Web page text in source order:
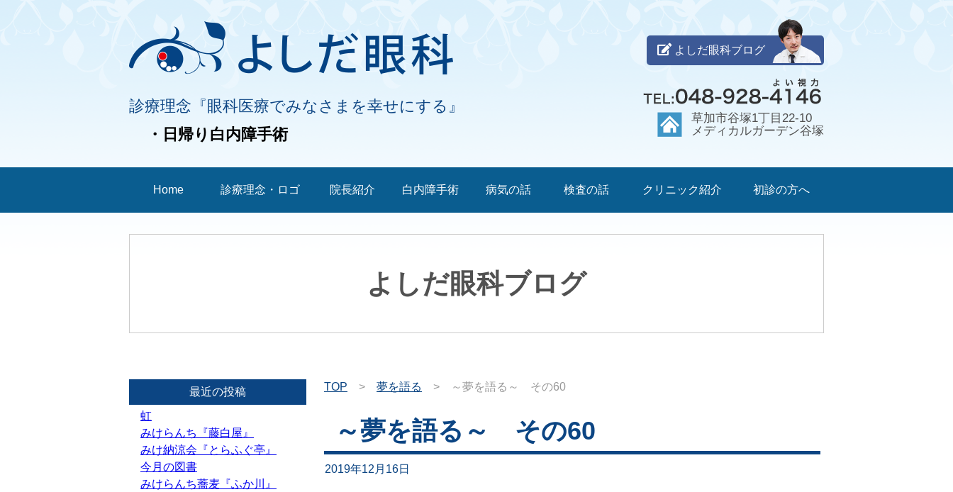
診療理念『眼科医療でみなさまを幸せにする』
・日帰り白内障手術
よしだ眼科ブログ
草加市谷塚1丁目22-10
メディカルガーデン谷塚
Home 診療理念・ロゴ 院長紹介 白内障手術 病気の話 検査の話 クリニック紹介 初診の方へ
よしだ眼科ブログ
TOP > 夢を語る > ～夢を語る～ その60
～夢を語る～ その60
2019年12月16日
最近の投稿
虹
みけらんち『藤白屋』
みけ納涼会『とらふぐ亭』
今月の図書
みけらんち蕎麦『ふか川』